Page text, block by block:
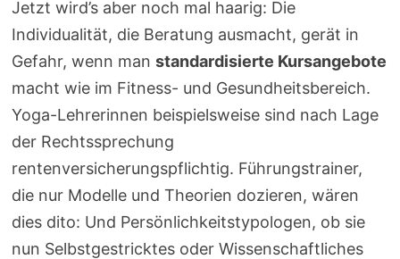
Jetzt wird’s aber noch mal haarig: Die
Individualität, die Beratung ausmacht, gerät in
Gefahr, wenn manstandardisierte Kursangebote
macht wie im Fitness- und Gesundheitsbereich.
Yoga-Lehrerinnen beispielsweise sind nach Lage
der Rechtssprechung
rentenversicherungspflichtig. Führungstrainer,
die nur Modelle und Theorien dozieren, wären
dies dito: Und Persönlichkeitstypologen, ob sie
nun Selbstgestricktes oder Wissenschaftliches